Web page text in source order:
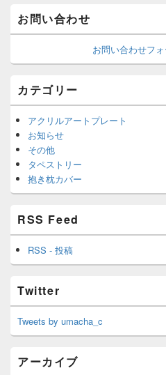
お問い合わせ
お問い合わせフ
カテゴリー
アクリルアートプレート
お知らせ
その他
タペストリー
抱き枕カバー
RSS Feed
RSS - 投稿
Twitter
Tweets by umacha_c
アーカイブ